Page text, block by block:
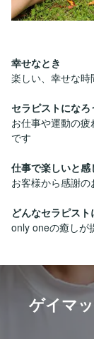
幸せなとき
楽しい、幸せな時
セラピストにな
お仕事や運動の
です
仕事で楽しいと感
お客様から感謝
どんなセラピス
only oneの癒しが
ゲイマ